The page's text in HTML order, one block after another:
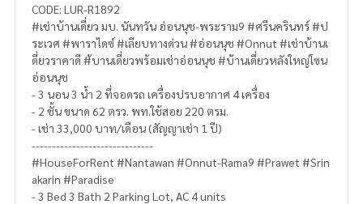
CODE: LUR-R1892
#เช่าบ้านเดี่ยว มบ. นันทวัน อ่อนนุช-พระราม9 #ศรีนครินทร์ #ป
ระเวศ #พาราไดซ์ #เลียบทางด่วน #อ่อนนุช #Onnut #เช่าบ้านเ
ดี่ยวราคาดี #้บานเดี่ยวพร้อมเช่าอ่อนนุช #บ้านเดี่ยวหลังใหญ่โซน
อ่อนนุช
- 3 นอน 3 น้ำ 2 ที่จอดรถ เครื่องปรบอากาศ 4 เครื่อง
- 2 ชั้น ขนาด 62 ตรว. พท.ใช้สอย 220 ตรม.
- เช่า 33,000 บาท/เดือน (สัญญาเช่า 1 ปี)
------------------------------
#HouseForRent #Nantawan #Onnut-Rama9 #Prawet #Srin
akarin #Paradise
- 3 Bed 3 Bath 2 Parking Lot, AC 4 units